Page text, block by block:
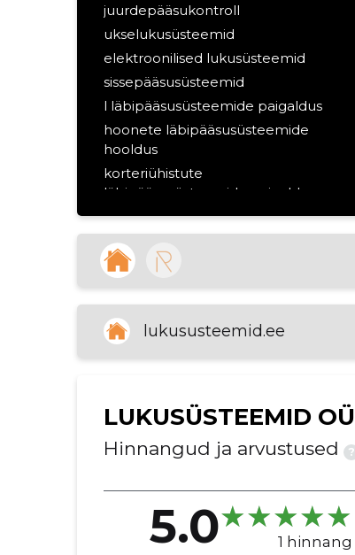
juurdepääsukontroll
ukselukusüsteemid
elektroonilised lukusüsteemid
sissepääsusüsteemid
l läbipääsusüsteemide paigaldus
hoonete läbipääsusüsteemide
hooldus
korteriühistute
läbipääsusüsteemide paigaldus
autoelektroonika
sõidukite elektroonika
juhtmoodulid
auto võtmete kodeerimine
autovõtmed
programmeerimine
eriehitustööd
lukususteemid.ee
LUKUSÜSTEEMID OÜ
Hinnangud ja arvustused ?
5.0 1 hinnang